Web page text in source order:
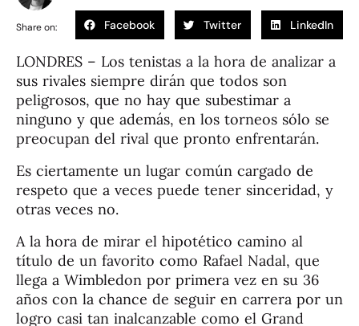
Share on: Facebook Twitter LinkedIn
LONDRES – Los tenistas a la hora de analizar a
sus rivales siempre dirán que todos son
peligrosos, que no hay que subestimar a
ninguno y que además, en los torneos sólo se
preocupan del rival que pronto enfrentarán.
Es ciertamente un lugar común cargado de
respeto que a veces puede tener sinceridad, y
otras veces no.
A la hora de mirar el hipotético camino al
título de un favorito como Rafael Nadal, que
llega a Wimbledon por primera vez en su 36
años con la chance de seguir en carrera por un
logro casi tan inalcanzable como el Grand